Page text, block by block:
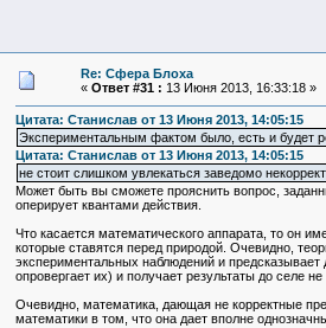
Re: Сфера Блоха
« Ответ #31 : 13 Июня 2013, 16:33:18 »
Цитата: Станислав от 13 Июня 2013, 14:05:15
Экспериментальным фактом было, есть и будет
Цитата: Станислав от 13 Июня 2013, 14:05:15
не стоит слишком увлекаться заведомо
Может быть вы сможете прояснить вопрос,
оперирует квантами действия.
Что касается математического аппарата, то он
которые ставятся перед природой. Очевидно,
экспериментальных наблюдений и
опровергает их) и получает результаты до селе
Очевидно, математика, дающая не корректные
математики в том, что она дает вполне